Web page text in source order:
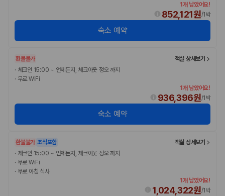
1개 남았어요!
852,121원/1박
숙소 예약
환불불가
객실 상세보기
· 체크인 15:00 ~ 언제든지, 체크아웃 정오 까지
· 무료 WiFi
1개 남았어요!
936,396원/1박
숙소 예약
환불불가 조식포함
객실 상세보기
· 체크인 15:00 ~ 언제든지, 체크아웃 정오 까지
· 무료 WiFi
· 무료 아침 식사
1개 남았어요!
1,024,322원/1박